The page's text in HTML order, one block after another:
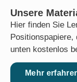
Unsere
Hier finden Sie
unten kostenlos
Mehr